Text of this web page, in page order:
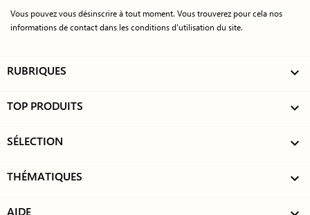
Vous pouvez vous désinscrire à tout moment. Vous trouverez pour cela nos
informations de contact dans les conditions d'utilisation du site.
RUBRIQUES 
TOP PRODUITS 
SÉLECTION 
THÉMATIQUES 
AIDE